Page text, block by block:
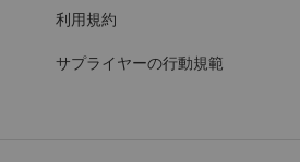
利用規約
サプライヤーの行動規範